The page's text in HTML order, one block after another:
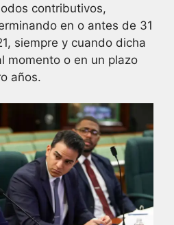
contributivos,
en o antes de 31
siempre y cuando dicha
momento o en un plazo
años.